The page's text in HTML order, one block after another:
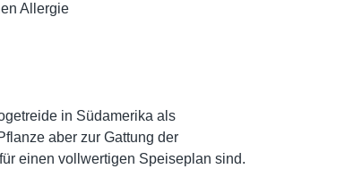
Allergie
in Südamerika als
aber zur Gattung der
einen vollwertigen Speiseplan sind.